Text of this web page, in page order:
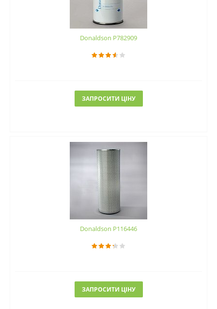
Donaldson P782909
ЗАПРОСИТИ ЦІНУ
Donaldson P116446
ЗАПРОСИТИ ЦІНУ